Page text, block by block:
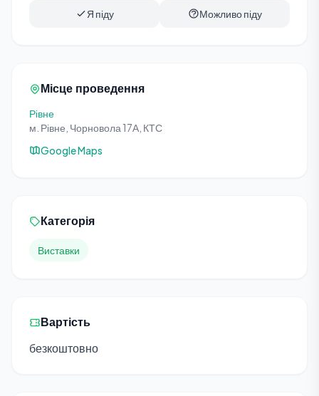
Я піду Можливо піду
Місце проведення
Рівне
м. Рівне, Чорновола 17А, КТС
Google Maps
Категорія
Виставки
Вартість
безкоштовно